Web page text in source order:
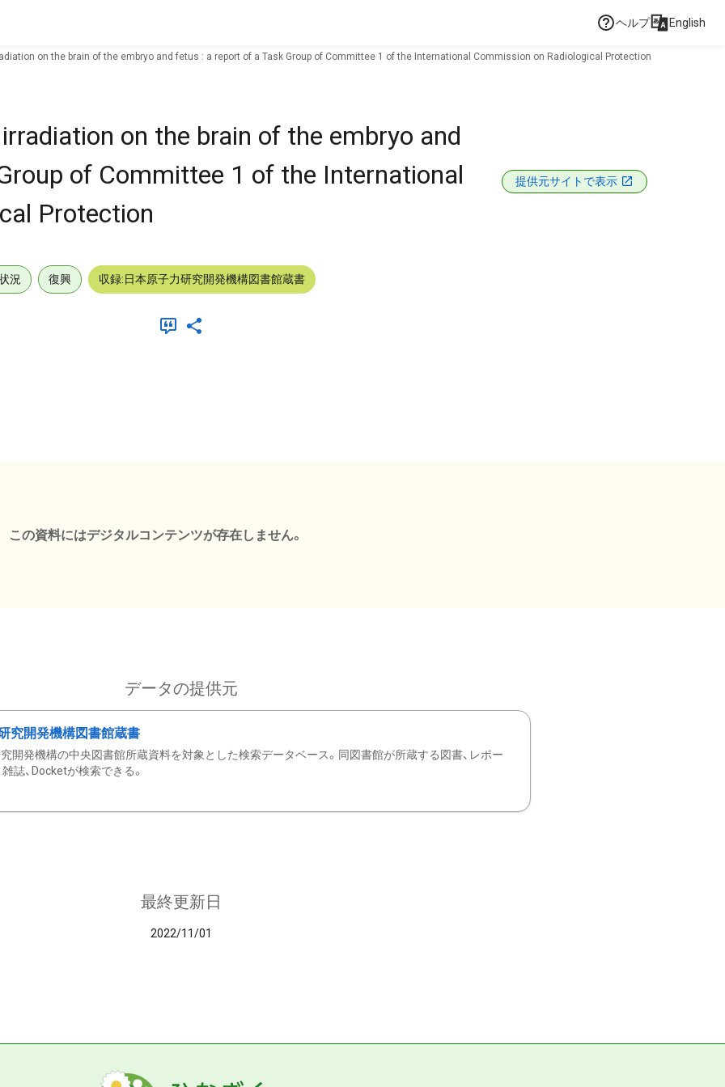
ヘルプ English
on the brain of the embryo and fetus : a report of a Task Group of Committee 1 of the International Commission on Radiological Protection
on the brain of the embryo and
of Committee 1 of the International
Protection
提供元サイトで表示
況 復興 収録:日本原子力研究開発機構図書館蔵書
この資料にはデジタルコンテンツが存在しません。
データの提供元
究開発機構図書館蔵書
開発機構の中央図書館所蔵資料を対象とした検索データベース。同図書館が所蔵する図書、レポー
雑誌、Docketが検索できる。
最終更新日
2022/11/01